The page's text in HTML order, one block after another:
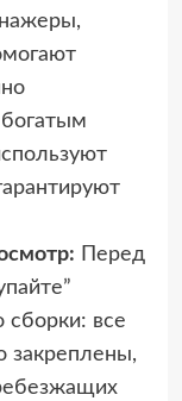
Перед
сборки: все
закреплены,